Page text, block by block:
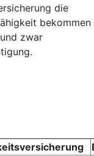
die
bekommen
zwar